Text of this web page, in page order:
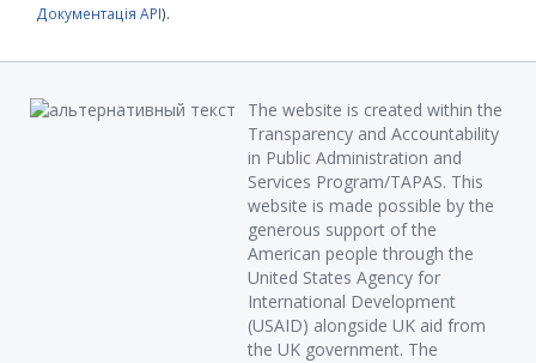
Документація API).
The website is created within the
Transparency and Accountability
in Public Administration and
Services Program/TAPAS. This
website is made possible by the
generous support of the
American people through the
United States Agency for
International Development
(USAID) alongside UK aid from
the UK government. The